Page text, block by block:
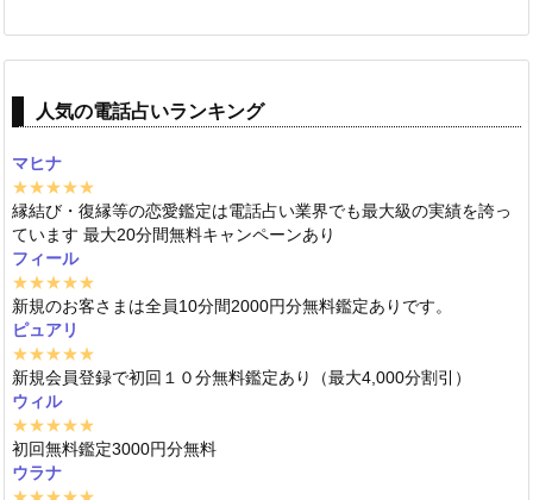
人気の電話占いランキング
マヒナ
★★★★★
縁結び・復縁等の恋愛鑑定は電話占い業界でも最大級の実績を誇っ
ています 最大20分間無料キャンペーンあり
フィール
★★★★★
新規のお客さまは全員10分間2000円分無料鑑定ありです。
ピュアリ
★★★★★
新規会員登録で初回１０分無料鑑定あり（最大4,000分割引）
ウィル
★★★★★
初回無料鑑定3000円分無料
ウラナ